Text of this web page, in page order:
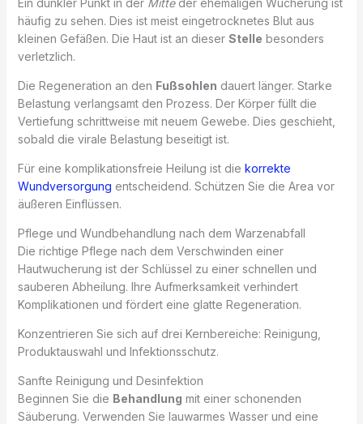
häufig zu sehen. Dies ist meist eingetrocknetes Blut aus
kleinen Gefäßen. Die Haut ist an dieser Stelle besonders
verletzlich.
Die Regeneration an den Fußsohlen dauert länger. Starke
Belastung verlangsamt den Prozess. Der Körper füllt die
Vertiefung schrittweise mit neuem Gewebe. Dies geschieht,
sobald die virale Belastung beseitigt ist.
Für eine komplikationsfreie Heilung ist die korrekte
Wundversorgung entscheidend. Schützen Sie die Area vor
äußeren Einflüssen.
Pflege und Wundbehandlung nach dem Warzenabfall
Die richtige Pflege nach dem Verschwinden einer
Hautwucherung ist der Schlüssel zu einer schnellen und
sauberen Abheilung. Ihre Aufmerksamkeit verhindert
Komplikationen und fördert eine glatte Regeneration.
Konzentrieren Sie sich auf drei Kernbereiche: Reinigung,
Produktauswahl und Infektionsschutz.
Sanfte Reinigung und Desinfektion
Beginnen Sie die Behandlung mit einer schonenden
Säuberung. Verwenden Sie lauwarmes Wasser und eine